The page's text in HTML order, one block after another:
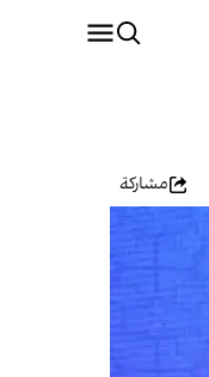
مشاركة